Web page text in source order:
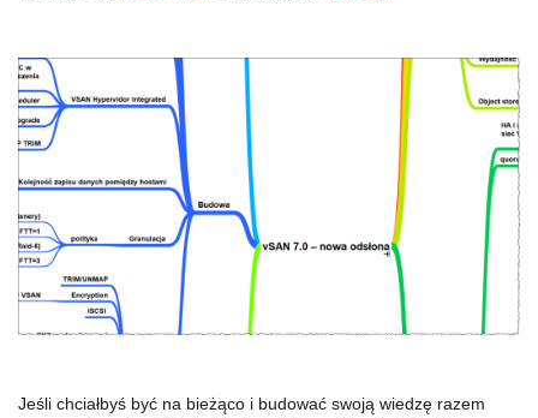
n
v
Jeśli chciałbyś być na bieżąco i budować swoją wiedzę razem